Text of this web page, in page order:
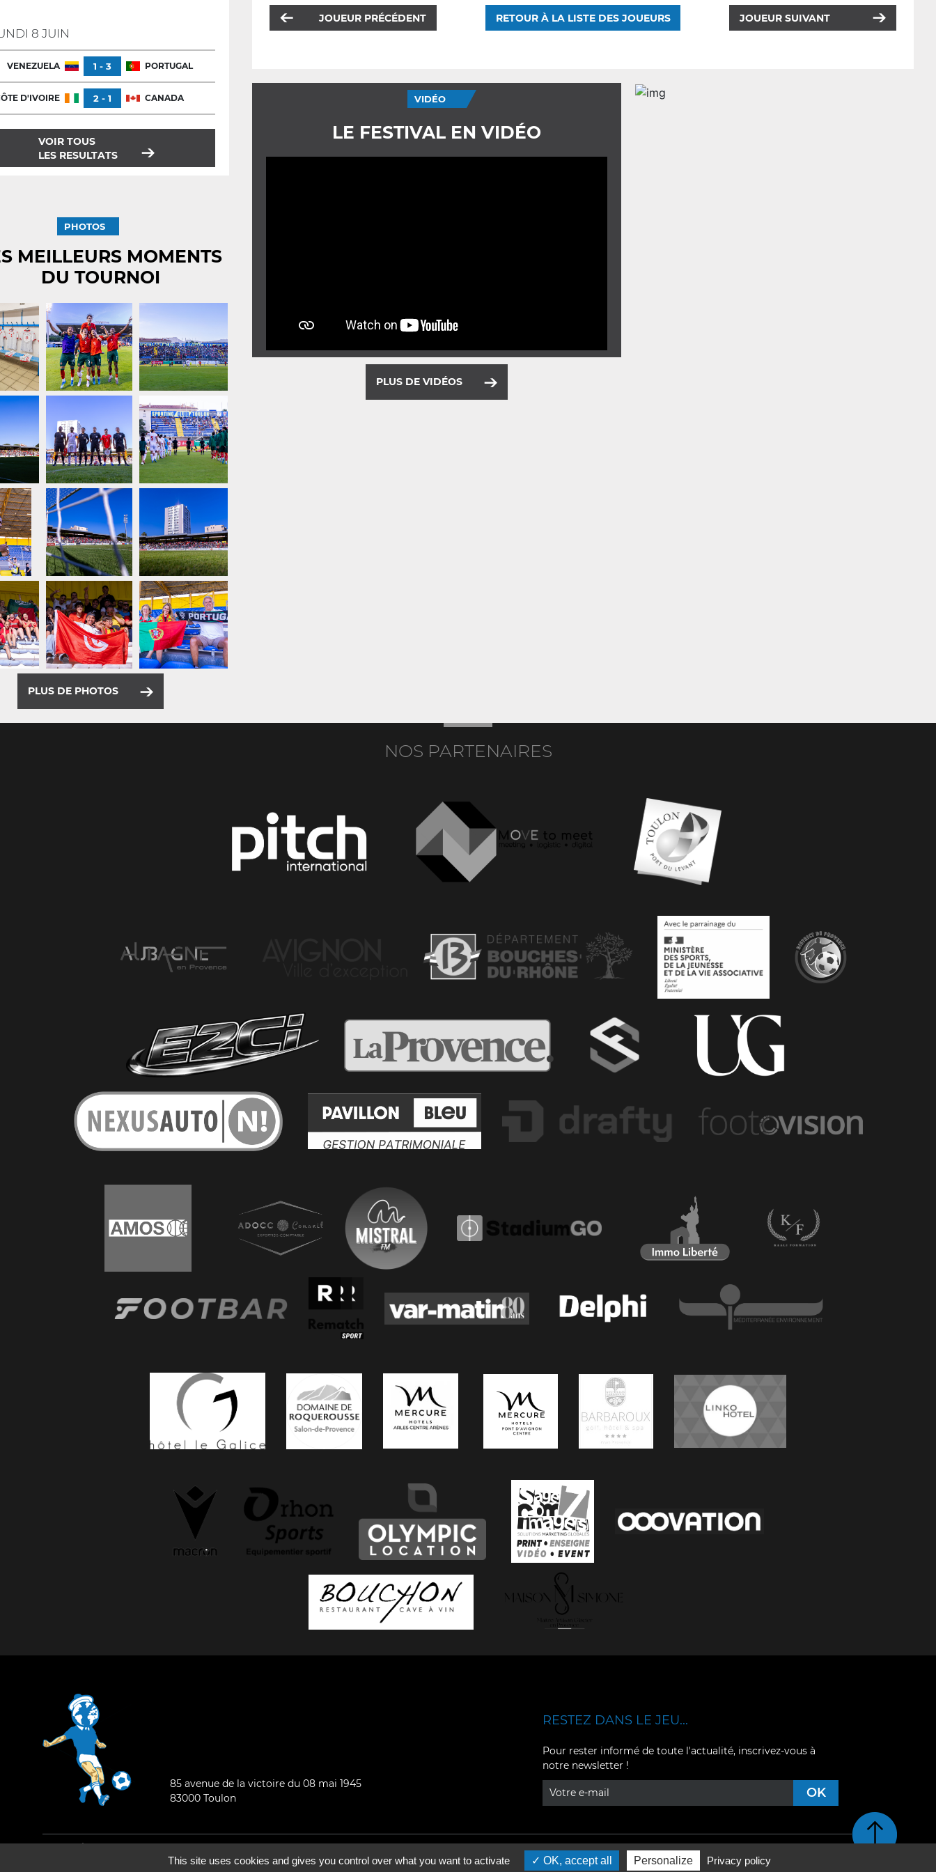
8 JUIN
VENEZUELA 1 - 3 PORTUGAL
D'IVOIRE 2 - 1 CANADA
VOIR TOUS
LES RESULTATS
PHOTOS
MEILLEURS MOMENTS
DU TOURNOI
PLUS DE PHOTOS
JOUEUR PRÉCÉDENT RETOUR À LA LISTE DES JOUEURS JOUEUR SUIVANT
VIDÉO
LE FESTIVAL EN VIDÉO
PLUS DE VIDÉOS
NOS PARTENAIRES
85 avenue de la victoire du 08 mai 1945
83000 Toulon
YouTube
RESTEZ DANS LE JEU...
Pour rester informé de toute l'actualité, inscrivez-vous à
notre newsletter !
Mentions légales-Qui sommes-nous ?
©2026 - Tous droits réservés - Conception :epartenair e
Retour en haut de page
This site uses cookies and gives you control over what you want to activate OK, accept all Personalize Privacy policy